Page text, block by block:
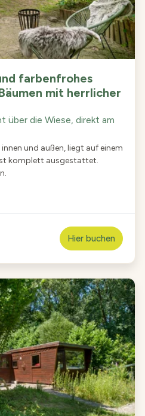
farbenfrohes
mit herrlicher
über die Wiese, direkt am
und außen, liegt auf einem
komplett ausgestattet.
Hier buchen